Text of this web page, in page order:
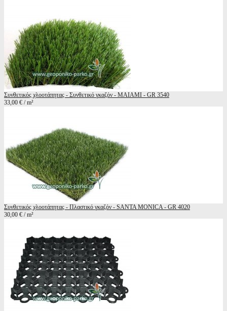
Συνθετικός χλοοτάπητας - Συνθετικό γκαζόν - MAIAMI - GR 3540
33,00 € / m²
Συνθετικός χλοοτάπητας - Πλαστικό γκαζόν - SANTA MONICA - GR 4020
30,00 € / m²